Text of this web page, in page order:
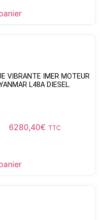
VIBRANTE IMER MOTEUR
L48A DIESEL.
6280,40€ TTC